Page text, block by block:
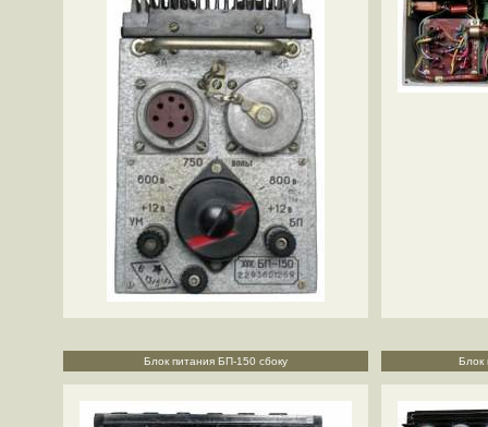
Блок питания БП-150 сбоку Блок